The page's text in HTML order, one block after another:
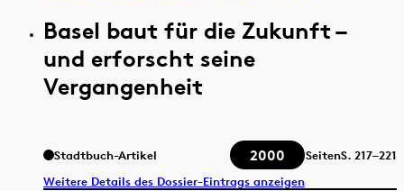
Basel baut für die Zukunft –
und erforscht seine
Vergangenheit
Stadtbuch-Artikel 2000 SeitenS. 217–221
Weitere Details des Dossier-Eintrags anzeigen